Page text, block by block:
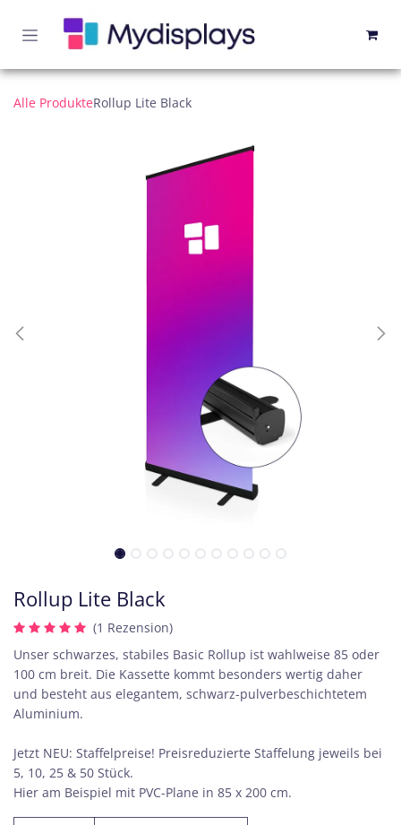
Alle ProdukteRollup Lite Black
Rollup Lite Black
(1 Rezension)
Unser schwarzes, stabiles Basic Rollup ist wahlweise 85 oder
100 cm breit. Die Kassette kommt besonders wertig daher
und besteht aus elegantem, schwarz-pulverbeschichtetem
Aluminium.
Jetzt NEU: Staffelpreise! Preisreduzierte Staffelung jeweils bei
5, 10, 25 & 50 Stück.
Hier am Beispiel mit PVC-Plane in 85 x 200 cm.